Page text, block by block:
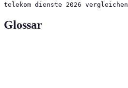
telekom dienste 2026 vergleichen
Glossar